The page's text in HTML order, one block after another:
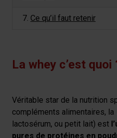
7. Ce qu’il faut retenir
La whey c’est quoi
Véritable star de la nutrition
compléments alimentaires, la
lactosérum, ou petit lait) est
pures de protéines en